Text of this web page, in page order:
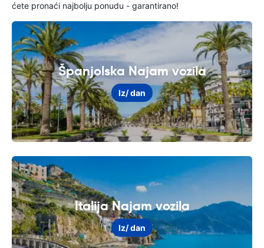
ćete pronaći najbolju ponudu - garantirano!
Španjolska Najam vozila
Iz/ dan
Italija Najam vozila
Iz/ dan